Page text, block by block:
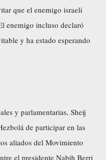
que el enemigo israelí
enemigo incluso declaró
y ha estado esperando
y parlamentarias, Sheij
de participar en las
aliados del Movimiento
el presidente Nabih Berri